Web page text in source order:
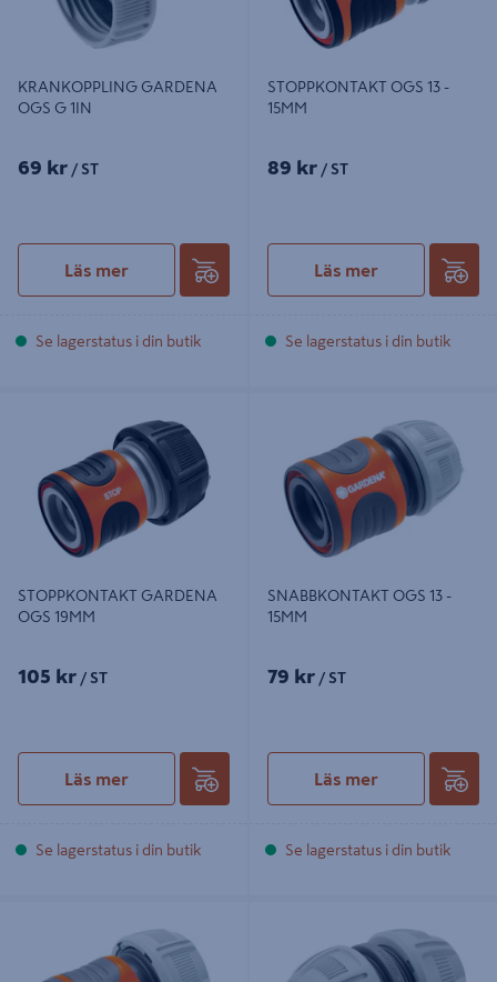
KRANKOPPLING GARDENA
OGS G 1IN
69 kr / ST
Läs mer
Se lagerstatus i din butik
STOPPKONTAKT OGS 13 -
15MM
89 kr / ST
Läs mer
Se lagerstatus i din butik
STOPPKONTAKT GARDENA
OGS 19MM
105 kr / ST
Läs mer
Se lagerstatus i din butik
SNABBKONTAKT OGS 13 -
15MM
79 kr / ST
Läs mer
Se lagerstatus i din butik